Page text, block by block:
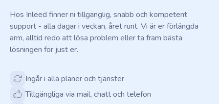
Hos Inleed finner ni tillgänglig, snabb och kompetent
support - alla dagar i veckan, året runt. Vi är er förlängda
arm, alltid redo att lösa problem eller ta fram bästa
lösningen för just er.
Ingår i alla planer och tjänster
Tillgängliga via mail, chatt och telefon